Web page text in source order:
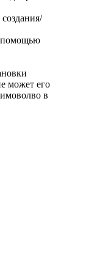
помощью
может его
в